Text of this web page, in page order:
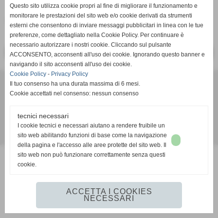
Dispositivo 1ª e 2ª prova
<< PRECEDENTE SUCCESSIVO >>
Comitato Regionale FIDAL BASILICATA
Via Faggin presso Campo Scuola "D. Sabia" - 85100 POTENZA
Realizzazione siti web www.sitoper.it
Questo sito utilizza cookie propri al fine di migliorare il funzionamento e
monitorare le prestazioni del sito web e/o cookie derivati da strumenti
esterni che consentono di inviare messaggi pubblicitari in linea con le tue
preferenze, come dettagliato nella Cookie Policy. Per continuare è
necessario autorizzare i nostri cookie. Cliccando sul pulsante
ACCONSENTO, acconsenti all'uso dei cookie. Ignorando questo banner e
navigando il sito acconsenti all'uso dei cookie.
Cookie Policy - Privacy Policy
Il tuo consenso ha una durata massima di 6 mesi.
Cookie accettati nel consenso: nessun consenso
tecnici necessari
I cookie tecnici e necessari aiutano a rendere fruibile un
sito web abilitando funzioni di base come la navigazione
della pagina e l'accesso alle aree protette del sito web. Il
sito web non può funzionare correttamente senza questi
cookie.
ACCETTA I COOKIES
NECESSARI